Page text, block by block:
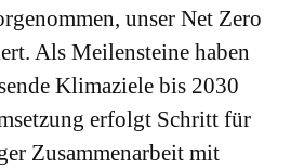
unser Net Zero
Als Meilensteine haben
Klimaziele bis 2030
erfolgt Schritt für
Zusammenarbeit mit